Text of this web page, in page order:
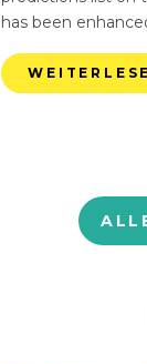
has been